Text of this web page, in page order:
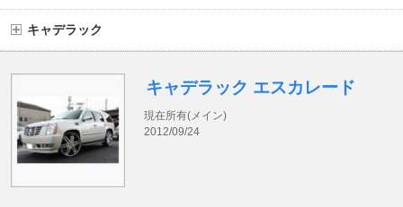
キャデラック
キャデラック エスカレード
現在所有(メイン)
2012/09/24